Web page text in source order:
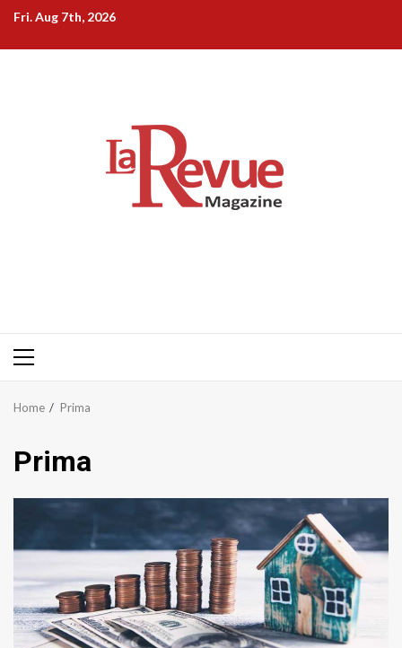
Skip
content
Fri. Aug 7th, 2026
Primary
Home Prima
Prima